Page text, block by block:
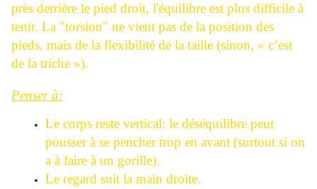
près derrière le pied droit, l'équilibre est plus difficile à
tenir. La "torsion" ne vient pas de la position des
pieds, mais de la flexibilité de la taille (sinon, « c’est
de la triche »).
Penser à:
Le corps reste vertical: le déséquilibre peut
pousser à se pencher trop en avant (surtout si on
a à faire à un gorille).
Le regard suit la main droite.